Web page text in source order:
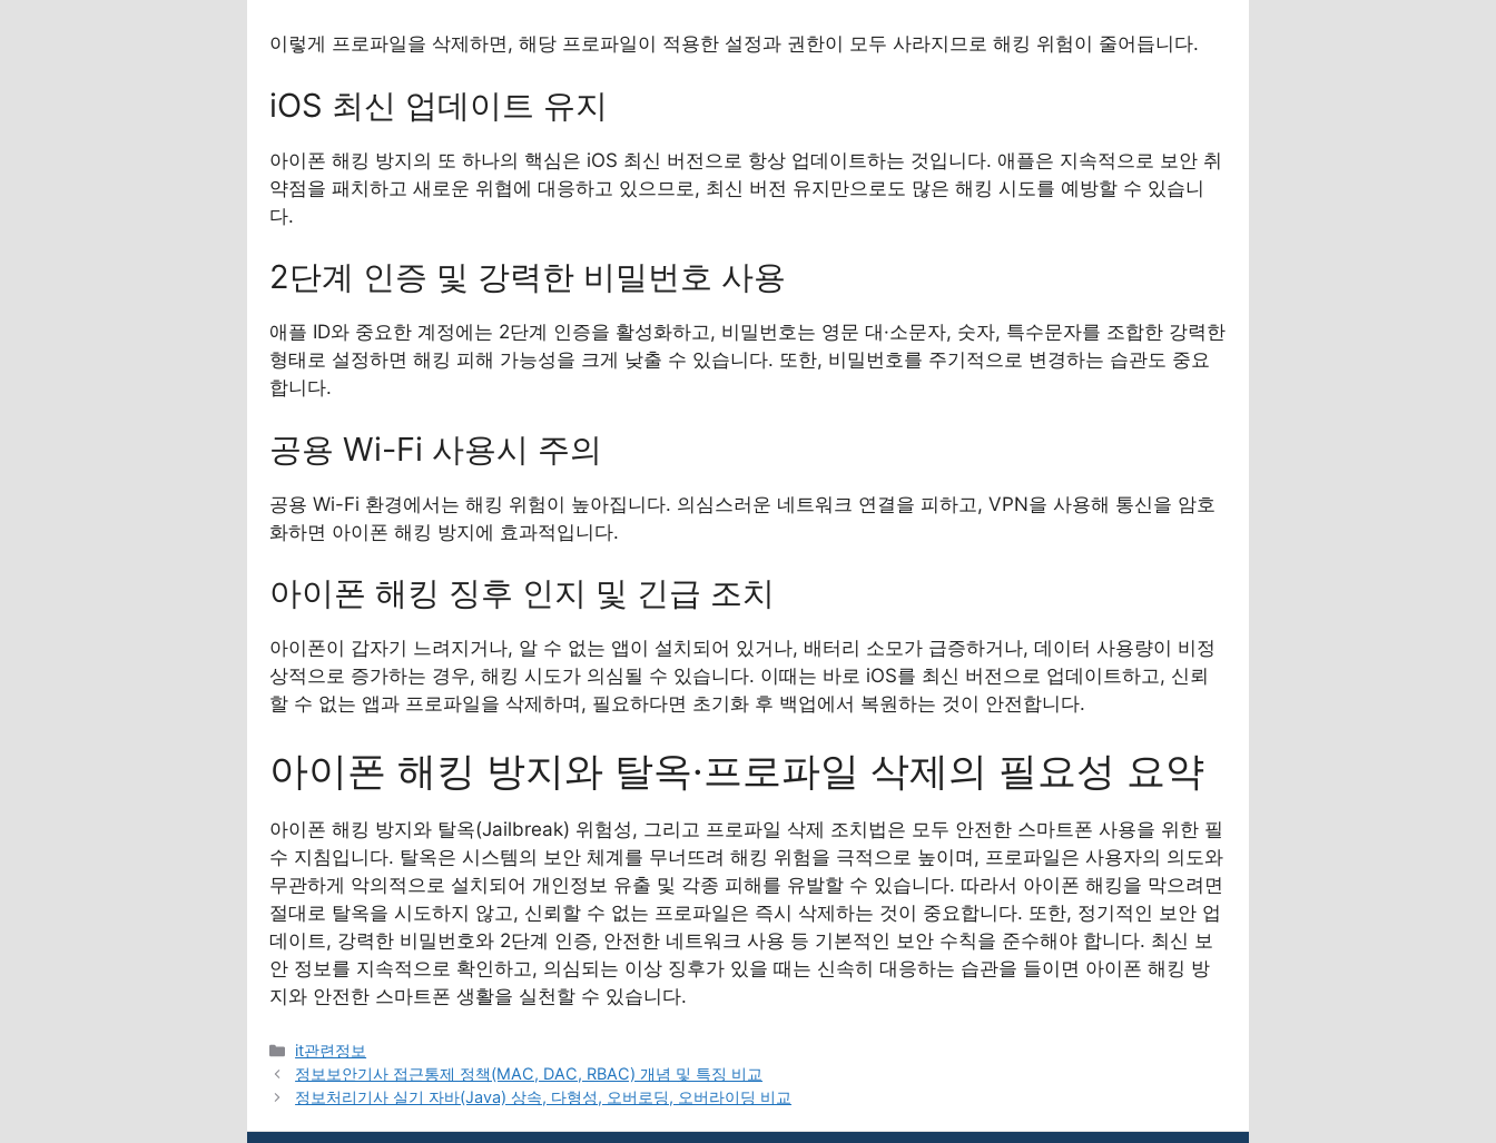
이렇게 프로파일을 삭제하면, 해당 프로파일이 적용한 설정과 권한이 모두 사라지므로 해킹 위험이 줄어듭니다.
iOS 최신 업데이트 유지
아이폰 해킹 방지의 또 하나의 핵심은 iOS 최신 버전으로 항상 업데이트하는 것입니다. 애플은 지속적으로 보안 취
약점을 패치하고 새로운 위협에 대응하고 있으므로, 최신 버전 유지만으로도 많은 해킹 시도를 예방할 수 있습니
다.
2단계 인증 및 강력한 비밀번호 사용
애플 ID와 중요한 계정에는 2단계 인증을 활성화하고, 비밀번호는 영문 대·소문자, 숫자, 특수문자를 조합한 강력한
형태로 설정하면 해킹 피해 가능성을 크게 낮출 수 있습니다. 또한, 비밀번호를 주기적으로 변경하는 습관도 중요
합니다.
공용 Wi-Fi 사용시 주의
공용 Wi-Fi 환경에서는 해킹 위험이 높아집니다. 의심스러운 네트워크 연결을 피하고, VPN을 사용해 통신을 암호
화하면 아이폰 해킹 방지에 효과적입니다.
아이폰 해킹 징후 인지 및 긴급 조치
아이폰이 갑자기 느려지거나, 알 수 없는 앱이 설치되어 있거나, 배터리 소모가 급증하거나, 데이터 사용량이 비정
상적으로 증가하는 경우, 해킹 시도가 의심될 수 있습니다. 이때는 바로 iOS를 최신 버전으로 업데이트하고, 신뢰
할 수 없는 앱과 프로파일을 삭제하며, 필요하다면 초기화 후 백업에서 복원하는 것이 안전합니다.
아이폰 해킹 방지와 탈옥·프로파일 삭제의 필요성 요약
아이폰 해킹 방지와 탈옥(Jailbreak) 위험성, 그리고 프로파일 삭제 조치법은 모두 안전한 스마트폰 사용을 위한 필
수 지침입니다. 탈옥은 시스템의 보안 체계를 무너뜨려 해킹 위험을 극적으로 높이며, 프로파일은 사용자의 의도와
무관하게 악의적으로 설치되어 개인정보 유출 및 각종 피해를 유발할 수 있습니다. 따라서 아이폰 해킹을 막으려면
절대로 탈옥을 시도하지 않고, 신뢰할 수 없는 프로파일은 즉시 삭제하는 것이 중요합니다. 또한, 정기적인 보안 업
데이트, 강력한 비밀번호와 2단계 인증, 안전한 네트워크 사용 등 기본적인 보안 수칙을 준수해야 합니다. 최신 보
안 정보를 지속적으로 확인하고, 의심되는 이상 징후가 있을 때는 신속히 대응하는 습관을 들이면 아이폰 해킹 방
지와 안전한 스마트폰 생활을 실천할 수 있습니다.
카
테
고
it관련정보
정보보안기사 접근통제 정책(MAC, DAC, RBAC) 개념 및 특징 비교
정보처리기사 실기 자바(Java) 상속, 다형성, 오버로딩, 오버라이딩 비교